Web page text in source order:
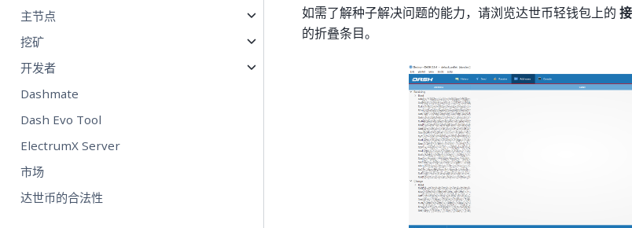
主节点
挖矿
开发者
Dashmate
Dash Evo Tool
ElectrumX Server
市场
达世币的合法性
如需了解种子解决问题的能力，请浏览达世币轻钱包上的
的折叠条目。